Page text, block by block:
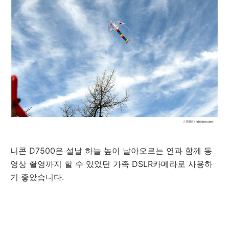
니콘 D7500은 설날 하늘 높이 날아오르는 연과 함께 동
영상 촬영까지 할 수 있었던 가족 DSLR카메라로 사용하
기 좋았습니다.